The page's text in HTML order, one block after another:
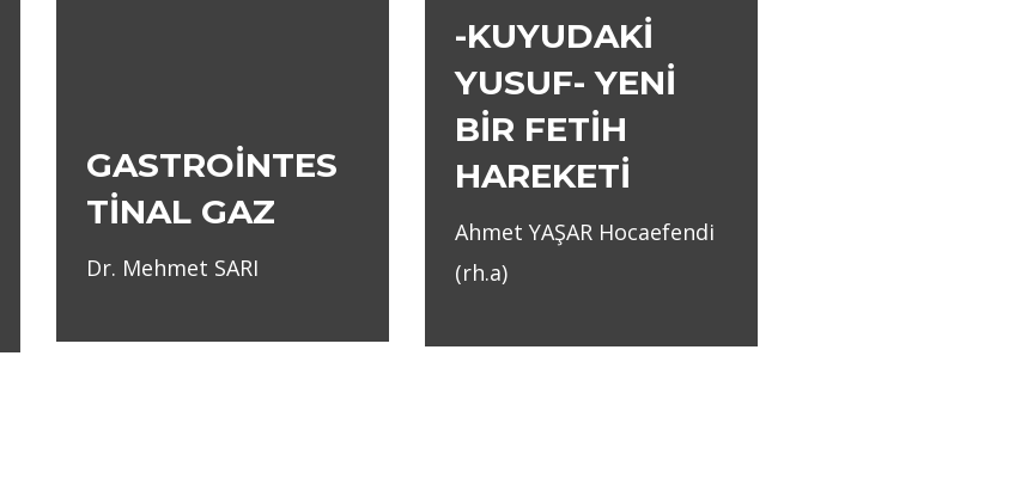
GASTROİNTES
TİNAL GAZ
Dr. Mehmet SARI
-KUYUDAKİ
YUSUF- YENİ
BİR FETİH
HAREKETİ
Ahmet YAŞAR Hocaefendi
(rh.a)